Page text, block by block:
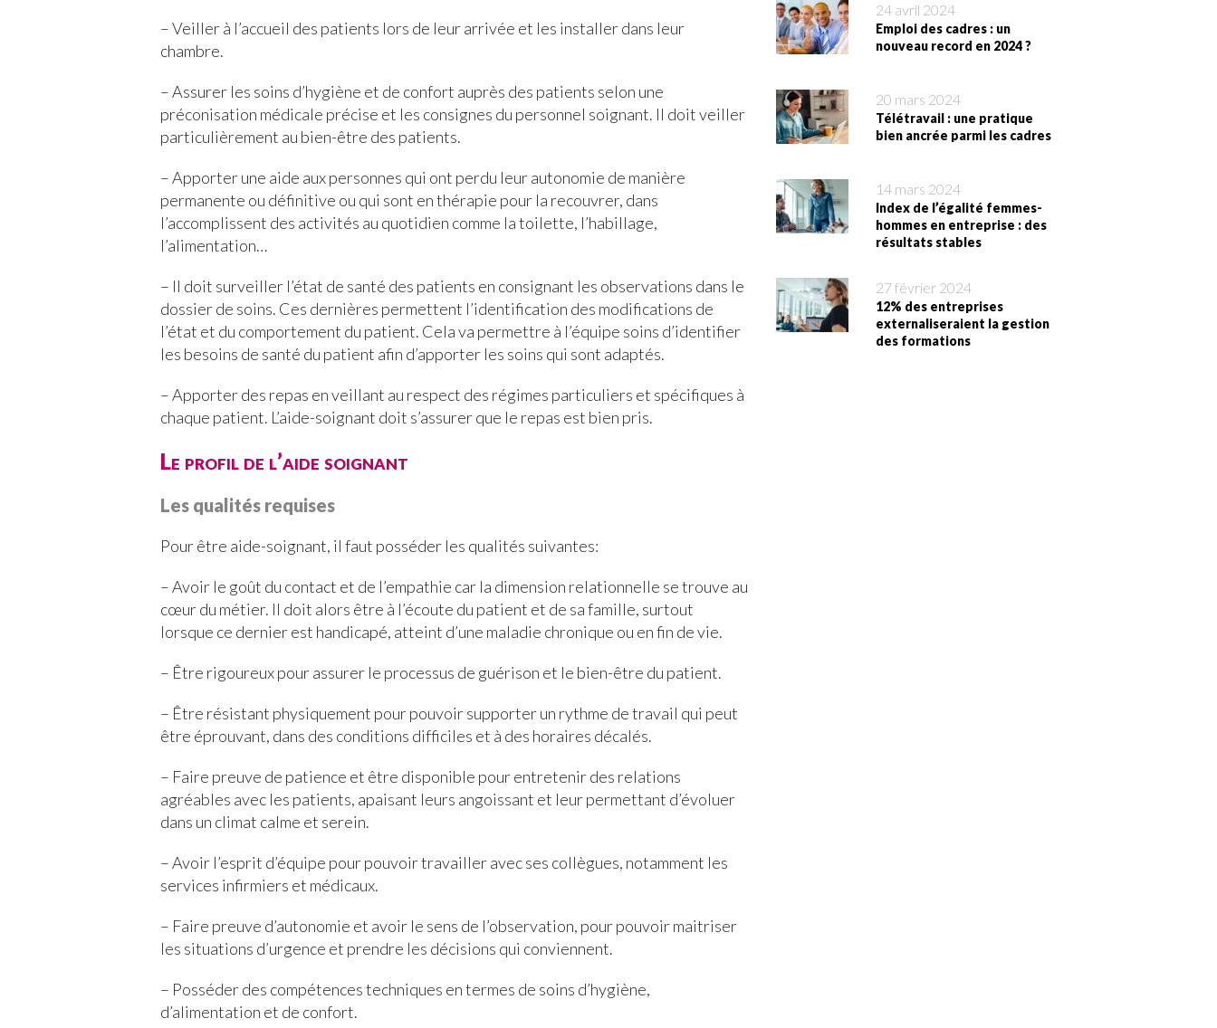
– Veiller à l’accueil des patients lors de leur arrivée et les installer dans leur
chambre.
– Assurer les soins d’hygiène et de confort auprès des patients selon une
préconisation médicale précise et les consignes du personnel soignant. Il doit veiller
particulièrement au bien-être des patients.
– Apporter une aide aux personnes qui ont perdu leur autonomie de manière
permanente ou définitive ou qui sont en thérapie pour la recouvrer, dans
l’accomplissent des activités au quotidien comme la toilette, l’habillage,
l’alimentation…
– Il doit surveiller l’état de santé des patients en consignant les observations dans le
dossier de soins. Ces dernières permettent l’identification des modifications de
l’état et du comportement du patient. Cela va permettre à l’équipe soins d’identifier
les besoins de santé du patient afin d’apporter les soins qui sont adaptés.
– Apporter des repas en veillant au respect des régimes particuliers et spécifiques à
chaque patient. L’aide-soignant doit s’assurer que le repas est bien pris.
Le profil de l’aide soignant
Les qualités requises
Pour être aide-soignant, il faut posséder les qualités suivantes:
– Avoir le goût du contact et de l’empathie car la dimension relationnelle se trouve au
cœur du métier. Il doit alors être à l’écoute du patient et de sa famille, surtout
lorsque ce dernier est handicapé, atteint d’une maladie chronique ou en fin de vie.
– Être rigoureux pour assurer le processus de guérison et le bien-être du patient.
– Être résistant physiquement pour pouvoir supporter un rythme de travail qui peut
être éprouvant, dans des conditions difficiles et à des horaires décalés.
– Faire preuve de patience et être disponible pour entretenir des relations
agréables avec les patients, apaisant leurs angoissant et leur permettant d’évoluer
dans un climat calme et serein.
– Avoir l’esprit d’équipe pour pouvoir travailler avec ses collègues, notamment les
services infirmiers et médicaux.
– Faire preuve d’autonomie et avoir le sens de l’observation, pour pouvoir maitriser
les situations d’urgence et prendre les décisions qui conviennent.
– Posséder des compétences techniques en termes de soins d’hygiène,
d’alimentation et de confort.
24 avril 2024
Emploi des cadres : un
nouveau record en 2024 ?
20 mars 2024
Télétravail : une pratique
bien ancrée parmi les cadres
14 mars 2024
Index de l’égalité femmes-
hommes en entreprise : des
résultats stables
27 février 2024
12% des entreprises
externaliseraient la gestion
des formations